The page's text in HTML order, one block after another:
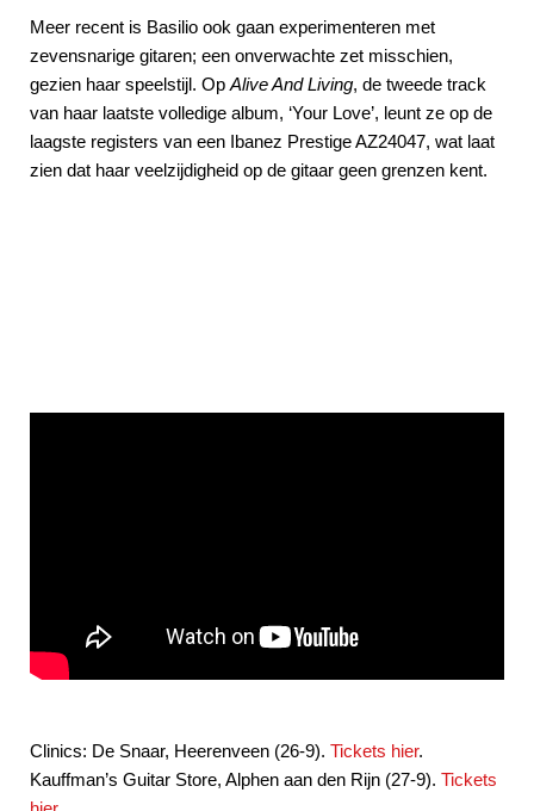
Meer recent is Basilio ook gaan experimenteren met
zevensnarige gitaren; een onverwachte zet misschien,
gezien haar speelstijl. Op Alive And Living, de tweede track
van haar laatste volledige album, ‘Your Love’, leunt ze op de
laagste registers van een Ibanez Prestige AZ24047, wat laat
zien dat haar veelzijdigheid op de gitaar geen grenzen kent.
Clinics: De Snaar, Heerenveen (26-9). Tickets hier.
Kauffman’s Guitar Store, Alphen aan den Rijn (27-9). Tickets